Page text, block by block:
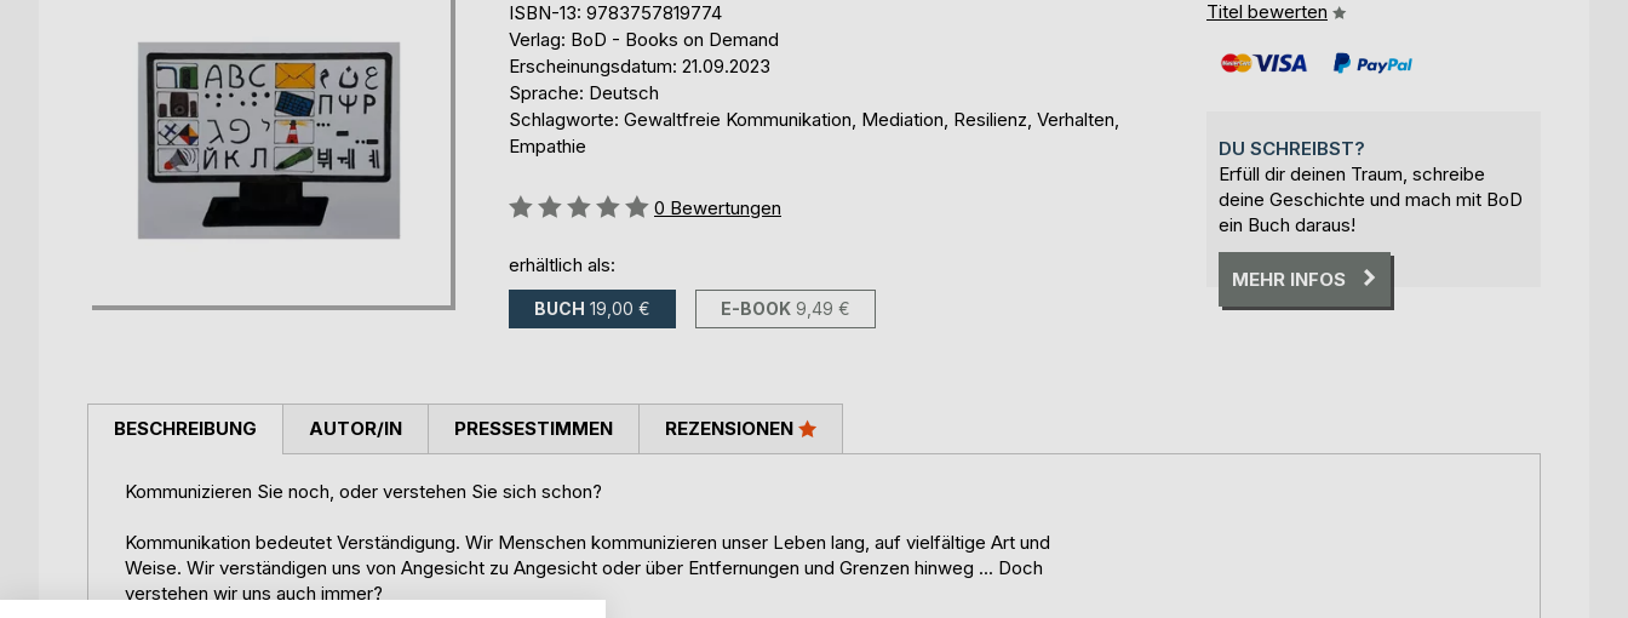
ISBN-13: 9783757819774
Verlag: BoD - Books on Demand
Erscheinungsdatum: 21.09.2023
Sprache: Deutsch
Schlagworte: Gewaltfreie Kommunikation, Mediation, Resilienz, Verhalten,
Empathie
Bewertung::
0 Bewertungen
erhältlich als:
BUCH 19,00 € E-BOOK 9,49 €
Titel bewerten
DU SCHREIBST?
Erfüll dir deinen Traum, schreibe
deine Geschichte und mach mit BoD
ein Buch daraus!
MEHR INFOS
BESCHREIBUNG
Kommunizieren Sie noch, oder verstehen Sie sich schon?
Kommunikation bedeutet Verständigung. Wir Menschen kommunizieren unser Leben lang, auf vielfältige Art und
Weise. Wir verständigen uns von Angesicht zu Angesicht oder über Entfernungen und Grenzen hinweg ... Doch
verstehen wir uns auch immer?
AUTOR/IN PRESSESTIMMEN REZENSIONEN